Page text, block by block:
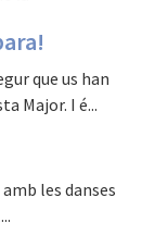
que us han
Major. I é...
les danses